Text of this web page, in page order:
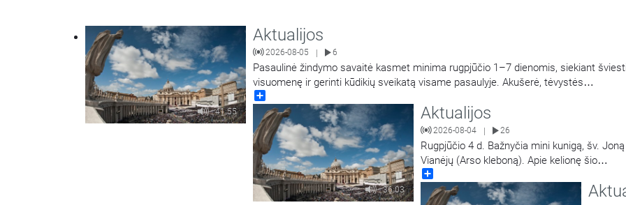
41:55
Aktualijos
2026-08-05 | 6
Pasaulinė žindymo savaitė kasmet minima rugpjūčio 1–7 dienomis, siekiant
visuomenę ir gerinti kūdikių sveikatą visame pasaulyje. Akušerė, tėvystės
mokyklos „Gandro lizdas“ įkūrėja Ieva Girdvainienė pasakoja apie žindymo naudą
motinai, taip pat dalijasi patarimais, kur kreiptis pagalbos, jei kyla
36:03
Aktualijos
2026-08-04 | 26
Rugpjūčio 4 d. Bažnyčia mini kunigą, šv.
Vianėjų (Arso kleboną). Apie kelionę šio
šventojo pėdomis kalbasi tikybos mokytoja
Jolanta Stupelytė ir žurnalistė Laisvė